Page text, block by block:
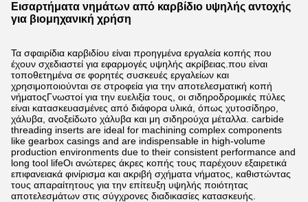
Εισαρτήματα νημάτων από καρβίδιο υψηλής αντοχής
για βιομηχανική χρήση
Τα σφαιρίδια καρβιδίου είναι προηγμένα εργαλεία κοπής που
έχουν σχεδιαστεί για εφαρμογές υψηλής ακρίβειας.που είναι
τοποθετημένα σε φορητές συσκευές εργαλείων και
χρησιμοποιούνται σε στροφεία για την αποτελεσματική κοπή
νήματοςΓνωστοί για την ευελιξία τους, οι σιδηροδρομικές πύλες
είναι κατασκευασμένες από διάφορα υλικά, όπως χυτοσίδηρο,
χάλυβα, ανοξείδωτο χάλυβα και μη σιδηρούχα μέταλλα. carbide
threading inserts are ideal for machining complex components
like gearbox casings and are indispensable in high-volume
production environments due to their consistent performance and
long tool lifeΟι ανώτερες άκρες κοπής τους παρέχουν εξαιρετικά
επιφανειακά φινίρισμα και ακριβή σχήματα νήματος, καθιστώντας
τους απαραίτητους για την επίτευξη υψηλής ποιότητας
αποτελεσμάτων στις σύγχρονες διαδικασίες κατασκευής.